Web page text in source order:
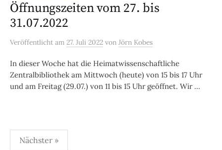
Öffnungszeiten vom 27. bis
31.07.2022
Veröffentlicht am 27. Juli 2022 von Jörn Kobes
In dieser Woche hat die Heimatwissenschaftliche
Zentralbibliothek am Mittwoch (heute) von 15 bis 17 Uhr
und am Freitag (29.07.) von 11 bis 15 Uhr geöffnet. Wir ...
Seitennummerierung
Nächster »